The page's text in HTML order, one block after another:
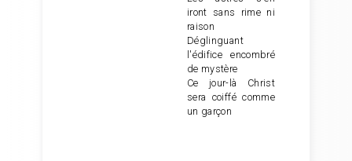
iront sans rime ni
raison
Déglinguant
l'édifice encombré
de mystère
Ce jour-là Christ
sera coiffé comme
un garçon